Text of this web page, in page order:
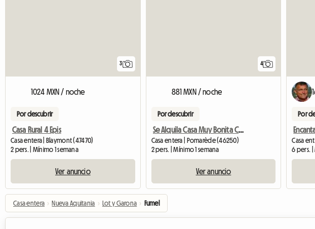
3
1024 MXN / noche
Por descubrir
Casa Rural 4 Epis
Casa entera | Blaymont (47470)
2 pers. | Mínimo 1 semana
Ver anuncio
4
881 MXN / noche
Por descubrir
Se Alquila Casa Muy Bonita Con Piscina
Casa entera | Pomarède (46250)
2 pers. | Mínimo 1 semana
Ver anuncio
Por
6 pers. |
Casa entera › Nueva Aquitania › Lot y Garona › Fumel